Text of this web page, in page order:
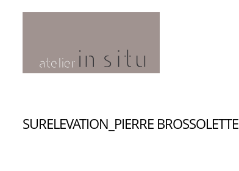
SURELEVATION_PIERRE BROSSOLETTE